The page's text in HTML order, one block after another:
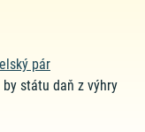
pár
státu daň z výhry